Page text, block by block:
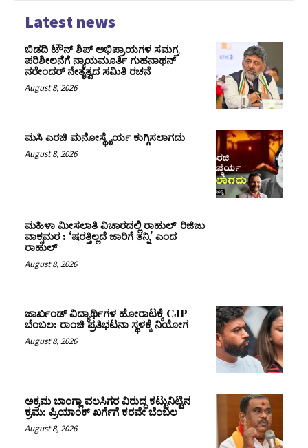
Latest news
ಬಿಡದಿ ಟೌನ್ ಶಿಪ್ ಅಭಿಪ್ರಾಯಗಳ ಸಮಗ್ರ
ಪರಿಶೀಲನೆಗೆ ನ್ಯಾಯಮೂರ್ತಿ ಗುಹನಾಥನ್
ನರೇಂದರ್ ನೇತೃತ್ವದ ಸಮಿತಿ ರಚನೆ
August 8, 2026
ಮಸಿ ಎರಚಿ ಮನೋಸ್ಥೈರ್ಯ ಕುಗ್ಗಿಸಲಾಗದು
August 8, 2026
ಮಹಿಳಾ ಮೀಸಲಾತಿ ವಿಚಾರದಲ್ಲಿ ರಾಹುಲ್‌-ರಿಜಿಜು
ವಾಕ್ಸಮರ : ‘ಷರತ್ತಿಲ್ಲದೆ ಜಾರಿಗೆ ತನ್ನಿ’ ಎಂದ
ರಾಹುಲ್‌
August 8, 2026
ಜಾರ್ಖಂಡ್‌ ವಿದ್ಯಾರ್ಥಿಗಳ ಹೋರಾಟಕ್ಕೆ CJP
ಬೆಂಬಲ: ರಾಂಚಿ ಪ್ರತಿಭಟನಾ ಸ್ಥಳಕ್ಕೆ ನಿಯೋಗ
August 8, 2026
ಅಕ್ರಮ ಬಾಂಗ್ಲಾ ವಲಸಿಗರ ವಿರುದ್ಧ ಕಟ್ಟುನಿಟ್ಟಿನ
ಕ್ರಮ: ಪ್ರಿಯಾಂಕ್ ಖರ್ಗೆಗೆ ಕರವೇ ಬೆಂಬಲ
August 8, 2026